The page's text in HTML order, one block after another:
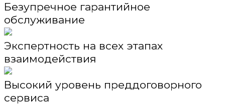
Безупречное гарантийное
обслуживание
Экспертность на всех этапах
взаимодействия
Высокий уровень преддоговорного
сервиса